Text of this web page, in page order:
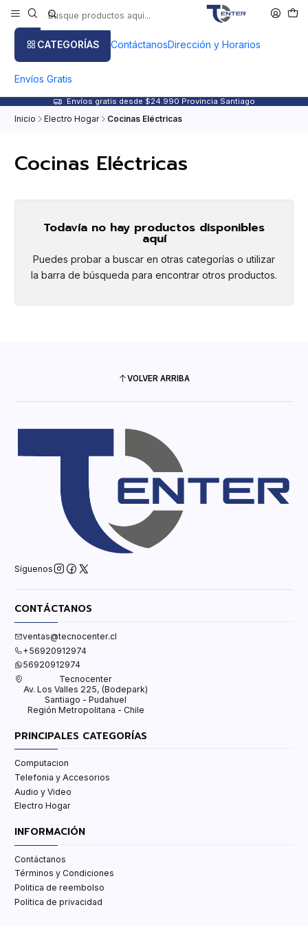
CATEGORÍAS ContáctanosDirección y Horarios
Envíos Gratis
Envíos gratis desde $24.990 Provincia Santiago
Inicio Electro Hogar Cocinas Eléctricas
Cocinas Eléctricas
Todavía no hay productos disponibles
aquí
Puedes probar a buscar en otras categorías o utilizar
la barra de búsqueda para encontrar otros productos.
VOLVER ARRIBA
Síguenos
CONTÁCTANOS
ventas@tecnocenter.cl
+56920912974
56920912974
Tecnocenter
Av. Los Valles 225, (Bodepark)
Santiago - Pudahuel
Región Metropolitana - Chile
PRINCIPALES CATEGORÍAS
Computacion
Telefonia y Accesorios
Audio y Video
Electro Hogar
INFORMACIÓN
Contáctanos
Términos y Condiciones
Politica de reembolso
Política de privacidad